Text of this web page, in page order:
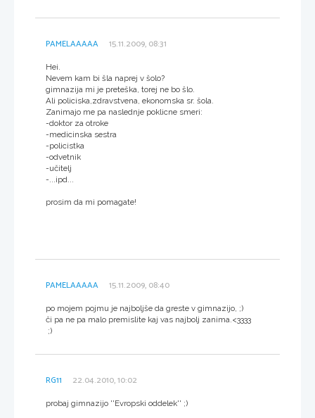
PAMELAAAAA 15.11.2009, 08:31
Hei.
Nevem kam bi šla naprej v šolo?
gimnazija mi je preteška, torej ne bo šlo.
Ali policiska,zdravstvena, ekonomska sr. šola.
Zanimajo me pa naslednje poklicne smeri:
-doktor za otroke
-medicinska sestra
-policistka
-odvetnik
-učitelj
-...ipd...
prosim da mi pomagate!
PAMELAAAAA 15.11.2009, 08:40
po mojem pojmu je najboljše da greste v gimnazijo, ;)
či pa ne pa malo premislite kaj vas najbolj zanima.<3333
;)
RG11 22.04.2010, 10:02
probaj gimnazijo ''Evropski oddelek'' ;)